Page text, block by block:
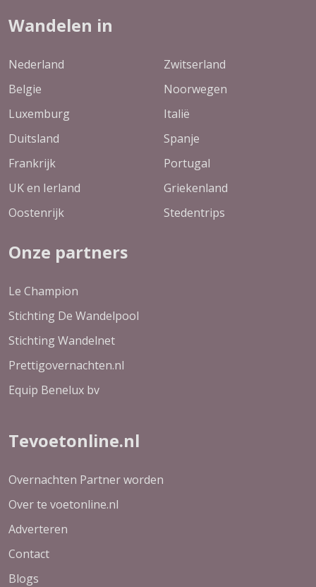
Wandelen in
Nederland
Belgie
Luxemburg
Duitsland
Frankrijk
UK en Ierland
Oostenrijk
Zwitserland
Noorwegen
Italië
Spanje
Portugal
Griekenland
Stedentrips
Onze partners
Le Champion
Stichting De Wandelpool
Stichting Wandelnet
Prettigovernachten.nl
Equip Benelux bv
Tevoetonline.nl
Overnachten Partner worden
Over te voetonline.nl
Adverteren
Contact
Blogs